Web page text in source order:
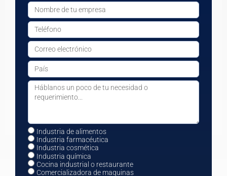
Industria de alimentos
Industria farmacéutica
Industria cosmética
Industria química
Cocina industrial o restaurante
Comercializadora de maquinas